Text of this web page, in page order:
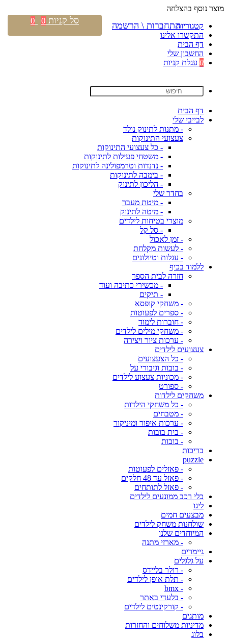
מוצר נוסף בהצלחה
קטגוריות
התקשרו אלינו
דף הבית
החשבון שלי
0 עגלת קניות
דף הבית
לבייבי שלי
- מתנות לתינוק נולד
צעצועי התינוקות
- כל צעצועי התינוקות
- משטחי פעילות לתינוקות
- נדנדות וטרמפולינה לתינוקות
- בימבה לתינוקות
- הליכון לתינוק
בחדר שלי
- מיטת מעבר
- מיטה לתינוק
מוצרי בטיחות לילדים
- סל קל
- זמן לאכול
- לעשות מקלחת
- עגלות וטיולונים
ללמוד בכיף
חזרה לבית הספר
- מכשירי כתיבה ועוד
- תיקים
- משחקי קופסא
- ספרים לפעוטות
- חוברות לימוד
- משחקי מילים לילדים
- ערכות ציור ויצירה
צעצועים לילדים
- כל הצעצועים
- בובות וגיבורי על
- מכוניות צעצוע לילדים
- ספורט
משחקים לילדות
- כל משחקי הילדות
- מטבחים
- ערכות איפור ומיניקור
- בית בובות
- בובות
בריכות
puzzle
- פאזלים לפעוטות
- פאזל עד 48 חלקים
- פאזל לתותחים
כלי רכב ממונעים לילדים
ליגו
מבצעים חמים
שולחנות משחק לילדים
המיוחדים שלנו
- מארזי מתנה
גיימרים
על גלגלים
- רולר בליידס
- תלת אופן לילדים
- bmx
- בלעדי באתר
- קורקינטים לילדים
מותגים
מדיניות משלוחים והחזרות
בלוג
התחברות \ הרשמה סל קניות 0
0